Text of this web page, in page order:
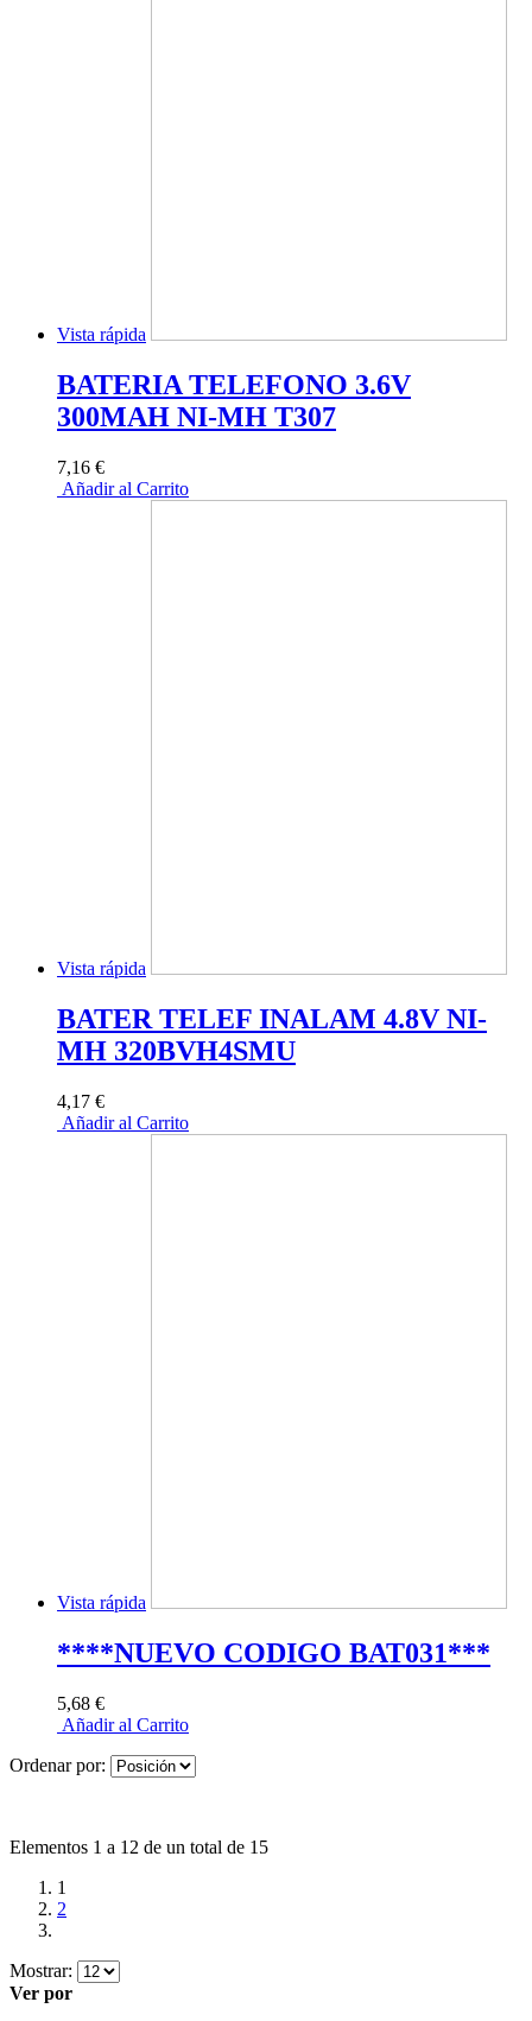
Vista rápida
BATERIA TELEFONO 3.6V
300MAH NI-MH T307
7,16 €
Añadir al Carrito
Vista rápida
BATER TELEF INALAM 4.8V NI-
MH 320BVH4SMU
4,17 €
Añadir al Carrito
Vista rápida
****NUEVO CODIGO BAT031***
5,68 €
Añadir al Carrito
Ordenar por:
Elementos 1 a 12 de un total de 15
1
2
Mostrar:
Ver por